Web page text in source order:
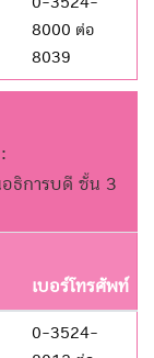
8000 ต่อ
8039
ธิการบดี ชั้น 3
เบอร์โทรศัพท์
0-3524-